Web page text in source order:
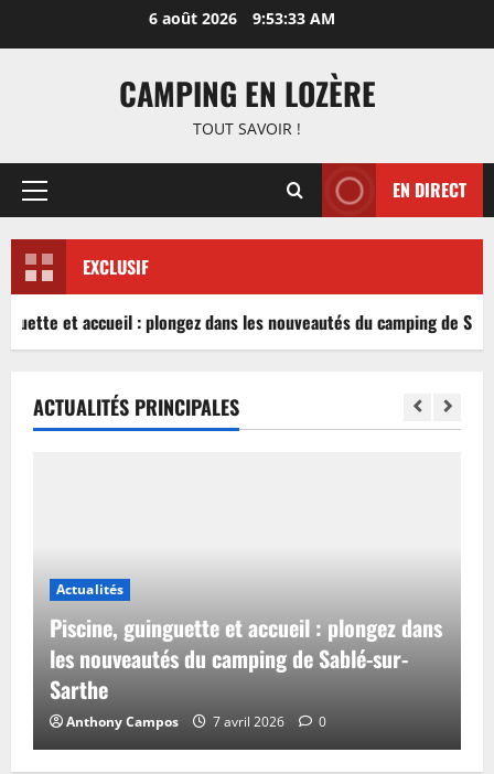
6 août 2026 9:53:34 AM
CAMPING EN LOZÈRE
TOUT SAVOIR !
Menu
EN DIRECT
EXCLUSIF
et accueil : plongez dans les nouveautés du camping de
ACTUALITÉS PRINCIPALES
Actualités
Piscine, guinguette et accueil : plongez dans
les nouveautés du camping de Sablé-sur-
Sarthe
Anthony Campos 7 avril 2026 0